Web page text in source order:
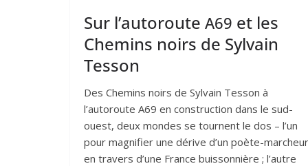
Sur l’autoroute A69 et les
Chemins noirs de Sylvain
Tesson
Des Chemins noirs de Sylvain Tesson à
l’autoroute A69 en construction dans le sud-
ouest, deux mondes se tournent le dos – l’un
pour magnifier une dérive d’un poète-marcheur
en travers d’une France buissonnière ; l’autre